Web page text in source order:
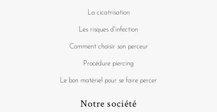
La cicatrisation
Les risques d'infection
Comment choisir son perceur
Procédure piercing
Le bon matériel pour se faire percer
Notre société